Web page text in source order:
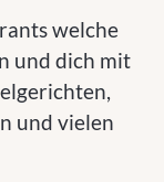
welche
und dich mit
und vielen